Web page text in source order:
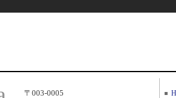
〒003-0005